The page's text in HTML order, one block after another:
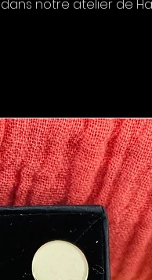
notre atelier de